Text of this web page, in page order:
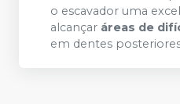
o escavador uma
alcançar áreas de
em dentes